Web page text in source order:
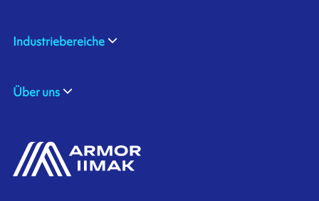
Industriebereiche
Über uns